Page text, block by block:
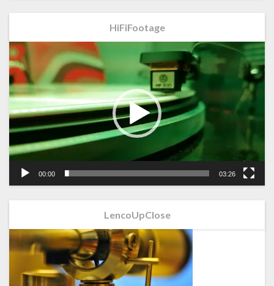
HiFiFootage
Videospeler
00:00 03:26
LencoUpClose